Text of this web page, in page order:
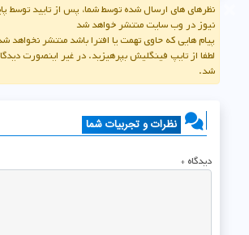
نظرهای های ارسال شده توسط شما، پس از تایید توسط
نیوز در وب سایت منتشر خواهد شد
پیام هایی که حاوی تهمت یا افترا باشد منتشر نخواهد
لطفا از تایپ فینگلیش بپرهیزید. در غیر اینصورت
شد.
نظرات و تجربیات شما
دیدگاه*